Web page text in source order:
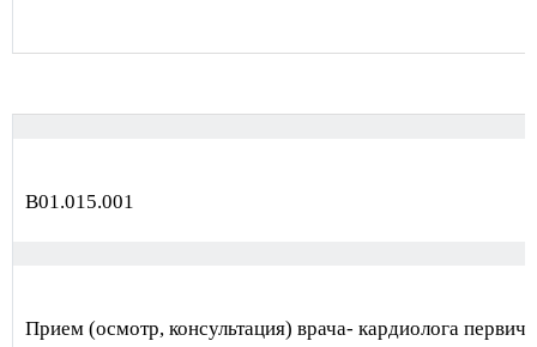
В01.015.001
Прием (осмотр, консультация) врача- кардиолога